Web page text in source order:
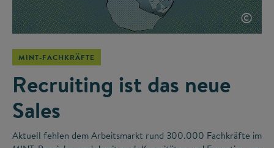
©
MINT-FACHKRÄFTE
Recruiting ist das neue
Sales
Aktuell fehlen dem Arbeitsmarkt rund 300.000 Fachkräfte im